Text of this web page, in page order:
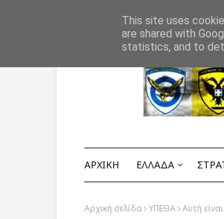
ΑΡΧΙΚΗ ΕΛΛΑΔΑ
Αρχική σελίδα ΥΠΕΘΑ Αυτή
This site uses
are shared with
statistics, and to